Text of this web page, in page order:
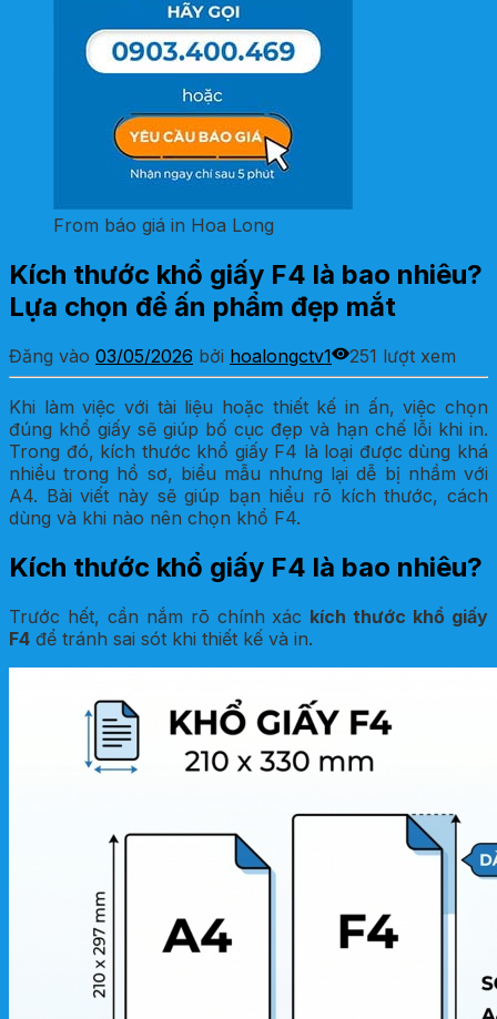
From báo giá in Hoa Long
Kích thước khổ giấy F4 là bao nhiêu?
Lựa chọn để ấn phẩm đẹp mắt
Đăng vào 03/05/2026 bởi hoalongctv1 251 lượt xem
Khi làm việc với tài liệu hoặc thiết kế in ấn, việc chọn
đúng khổ giấy sẽ giúp bố cục đẹp và hạn chế lỗi khi in.
Trong đó, kích thước khổ giấy F4 là loại được dùng khá
nhiều trong hồ sơ, biểu mẫu nhưng lại dễ bị nhầm với
A4. Bài viết này sẽ giúp bạn hiểu rõ kích thước, cách
dùng và khi nào nên chọn khổ F4.
Kích thước khổ giấy F4 là bao nhiêu?
Trước hết, cần nắm rõ chính xác kích thước khổ giấy
F4 để tránh sai sót khi thiết kế và in.